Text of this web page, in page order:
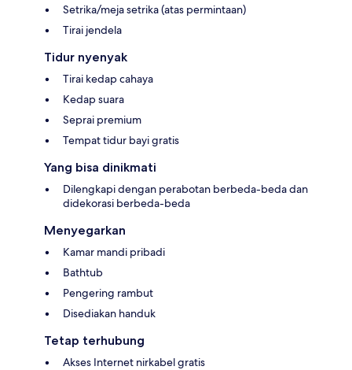
Setrika/meja setrika (atas permintaan)
Tirai jendela
Tidur nyenyak
Tirai kedap cahaya
Kedap suara
Seprai premium
Tempat tidur bayi gratis
Yang bisa dinikmati
Dilengkapi dengan perabotan berbeda-beda dan
didekorasi berbeda-beda
Menyegarkan
Kamar mandi pribadi
Bathtub
Pengering rambut
Disediakan handuk
Tetap terhubung
Akses Internet nirkabel gratis